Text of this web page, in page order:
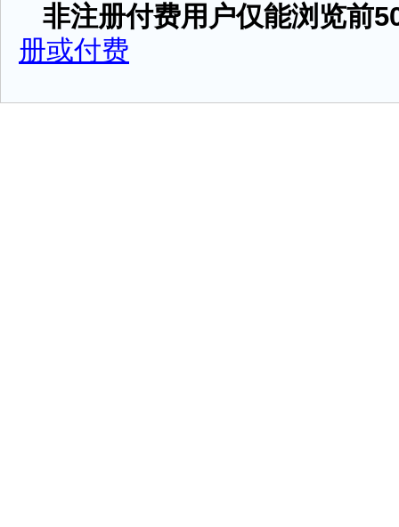
非注册付费用户仅能浏览前
册或付费